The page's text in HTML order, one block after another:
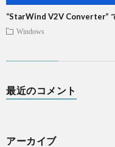
“StarWind V2V Converter”
Windows
最近のコメント
アーカイブ